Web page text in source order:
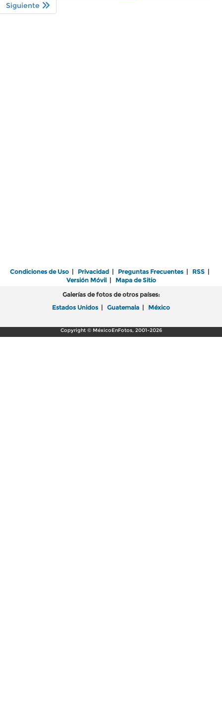
Siguiente
Condiciones de Uso | Privacidad | Preguntas Frecuentes | RSS |
Versión Móvil| Mapa de Sitio
Galerías de fotos de otros países:
Estados Unidos | Guatemala | México
Copyright © MéxicoEnFotos, 2001-2026